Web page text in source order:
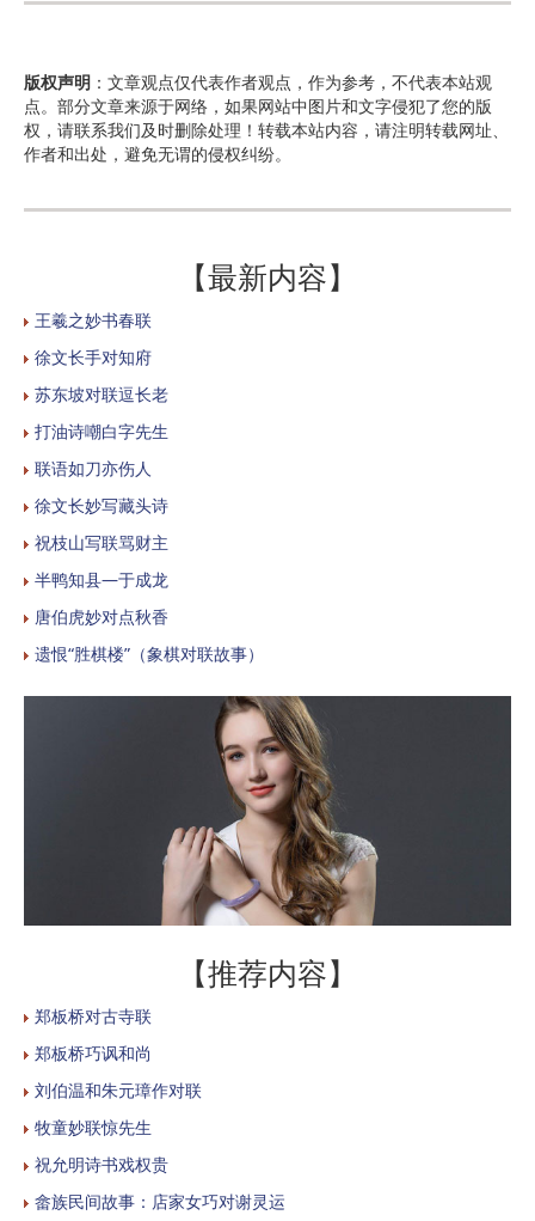
版权声明 ：文章观点仅代表作者观点，作为参考，不代表本站观
点。部分文章来源于网络，如果网站中图片和文字侵犯了您的版
权，请联系我们及时删除处理！转载本站内容，请注明转载网址、
作者和出处，避免无谓的侵权纠纷。
【最新内容】
王羲之妙书春联
徐文长手对知府
苏东坡对联逗长老
打油诗嘲白字先生
联语如刀亦伤人
徐文长妙写藏头诗
祝枝山写联骂财主
半鸭知县—于成龙
唐伯虎妙对点秋香
遗恨“胜棋楼”（象棋对联故事）
【推荐内容】
郑板桥对古寺联
郑板桥巧讽和尚
刘伯温和朱元璋作对联
牧童妙联惊先生
祝允明诗书戏权贵
畲族民间故事：店家女巧对谢灵运